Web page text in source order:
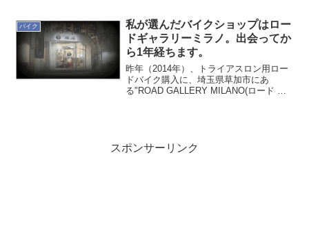
バイク
私が選んだバイクショップはロー
ドギャラリーミラノ。出会ってか
ら1年経ちます。
昨年（2014年）、トライアスロン用ロー
ドバイク購入に、埼玉県草加市にあ
る"ROAD GALLERY MILANO(ロード ギ
スポンサーリンク